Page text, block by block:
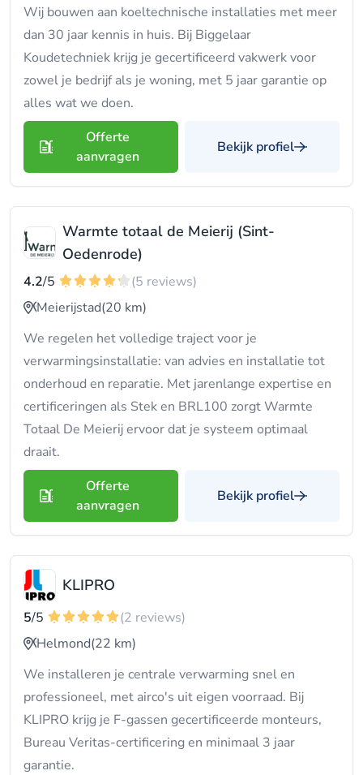
Wij bouwen aan koeltechnische installaties met meer
dan 30 jaar kennis in huis. Bij Biggelaar
Koudetechniek krijg je gecertificeerd vakwerk voor
zowel je bedrijf als je woning, met 5 jaar garantie op
alles wat we doen.
Offerte
aanvragen
Bekijk profiel
Warmte totaal de Meierij (Sint-
Oedenrode)
4.2/5
(5 reviews)
Meierijstad(20 km)
We regelen het volledige traject voor je
verwarmingsinstallatie: van advies en installatie tot
onderhoud en reparatie. Met jarenlange expertise en
certificeringen als Stek en BRL100 zorgt Warmte
Totaal De Meierij ervoor dat je systeem optimaal
draait.
Offerte
aanvragen
Bekijk profiel
KLIPRO
5/5
(2 reviews)
Helmond(22 km)
We installeren je centrale verwarming snel en
professioneel, met airco's uit eigen voorraad. Bij
KLIPRO krijg je F-gassen gecertificeerde monteurs,
Bureau Veritas-certificering en minimaal 3 jaar
garantie.